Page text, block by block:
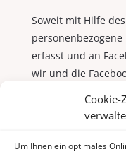
Cookie-
Um Ihnen ein optimales
Soweit mit Hilfe
erfasst und an
wir und die
gemeinsam für
Verantwortlichkeit